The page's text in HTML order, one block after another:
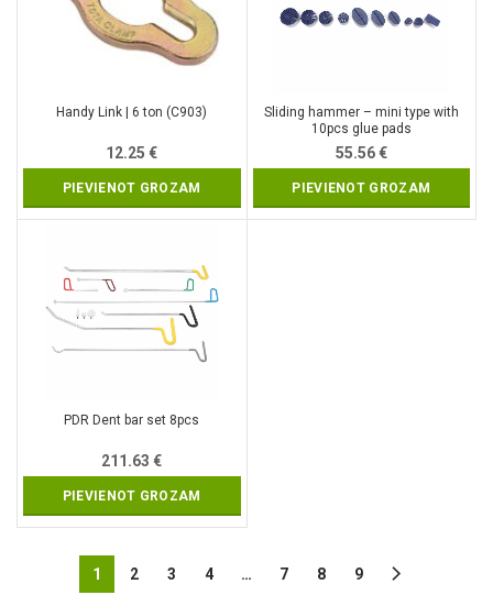
Handy Link | 6 ton (C903)
12.25€
PIEVIENOT GROZAM
Sliding hammer – mini type with
10pcs glue pads
55.56€
PIEVIENOT GROZAM
PDR Dent bar set 8pcs
211.63€
PIEVIENOT GROZAM
1 2 3 4 … 7 8 9